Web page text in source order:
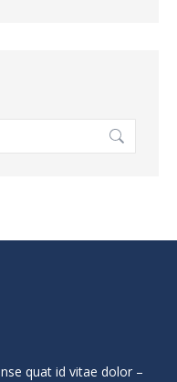
quat id vitae dolor –